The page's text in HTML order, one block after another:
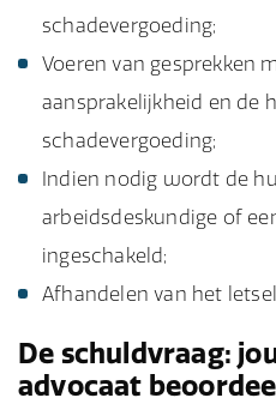
schadevergoeding;
Voeren van gesprekken
aansprakelijkheid en de
schadevergoeding;
Indien nodig wordt de
arbeidsdeskundige of
ingeschakeld;
Afhandelen van het
De schuldvraag:
advocaat